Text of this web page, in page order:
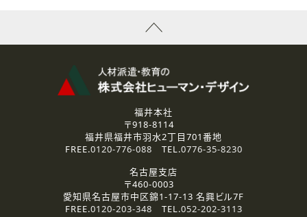
資料送付、受講相談に関するご連絡のために利用いたしま
その他、お問い合わせの内容に回答するために利用いたし
なお、ご連絡手段は、電話・Ｅメールのいずれかの方法とい
2.個人情報の第三者提供
ご提供いただいた個人情報は、法令等の規定に従う場合を除き、
3.個人情報の取り扱いの委託
弊社の定める個人情報保護の評価基準を満たした委託先に、個
人情報を委託する場合があります。
福井本社
〒918-8114
福井県福井市羽水2丁目701番地
FREE.0120-776-088 TEL.0776-35-8230
名古屋支店
〒460-0003
愛知県名古屋市中区錦1-17-13 名興ビル7F
FREE.0120-203-348 TEL.052-202-3113